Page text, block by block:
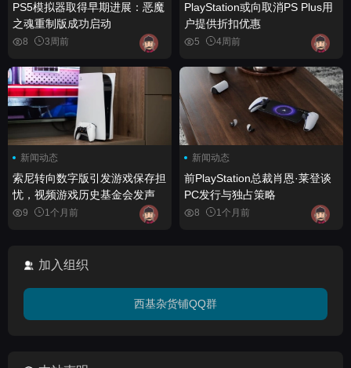
PS5模拟器取得早期进展：恶魔
之魂重制版成功启动
8 3周前
PlayStation或向取消PS Plus用
户提供折扣优惠
5 4周前
新闻动态
索尼转向数字版引发游戏保存担
忧，视频游戏历史基金会发声
9 1个月前
新闻动态
前PlayStation总裁肖恩·莱登谈
PC发行与独占策略
8 1个月前
加入组织
西基杂货铺QQ群